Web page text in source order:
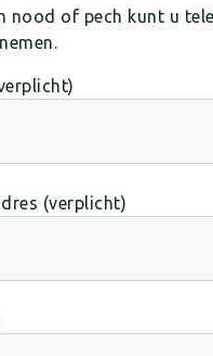
nood of pech kunt u
(verplicht)